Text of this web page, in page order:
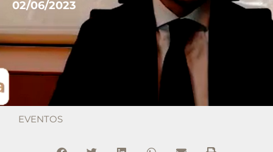
02/06/2023
EVENTOS